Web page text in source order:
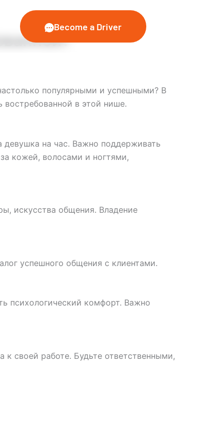
Become a Driver
популярными и успешными? В
в этой нише.
девушка на час. Важно поддерживать
кожей, волосами и ногтями,
искусства общения. Владение
успешного общения с клиентами.
психологический комфорт. Важно
своей работе. Будьте ответственными,